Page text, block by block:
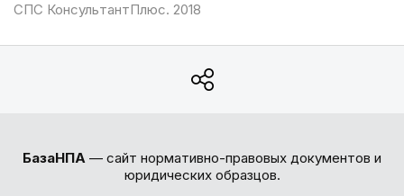
СПС КонсультантПлюс. 2018
БазаНПА — сайт нормативно-правовых документов и
юридических образцов.